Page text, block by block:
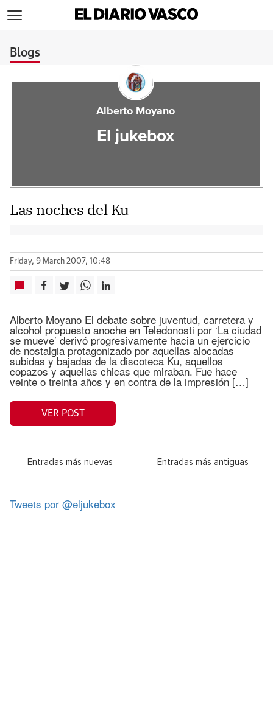
Blogs
Alberto Moyano
El jukebox
Las noches del Ku
Friday, 9 March 2007, 10:48
Alberto Moyano El debate sobre juventud, carretera y
alcohol propuesto anoche en Teledonosti por ‘La ciudad
se mueve’ derivó progresivamente hacia un ejercicio
de nostalgia protagonizado por aquellas alocadas
subidas y bajadas de la discoteca Ku, aquellos
copazos y aquellas chicas que miraban. Fue hace
veinte o treinta años y en contra de la impresión […]
VER POST
Entradas más nuevas Entradas más antiguas
Tweets por @eljukebox